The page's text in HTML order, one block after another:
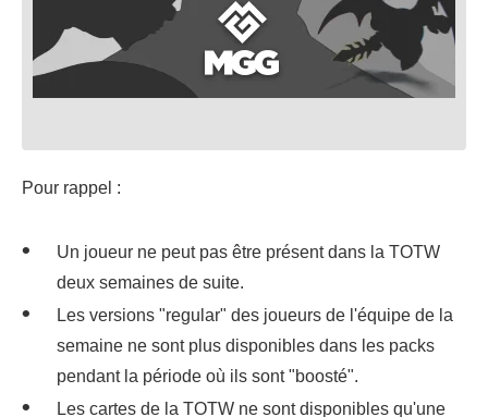
Pour rappel :
Un joueur ne peut pas être présent dans la TOTW
deux semaines de suite.
Les versions "regular" des joueurs de l'équipe de la
semaine ne sont plus disponibles dans les packs
pendant la période où ils sont "boosté".
Les cartes de la TOTW ne sont disponibles qu'une